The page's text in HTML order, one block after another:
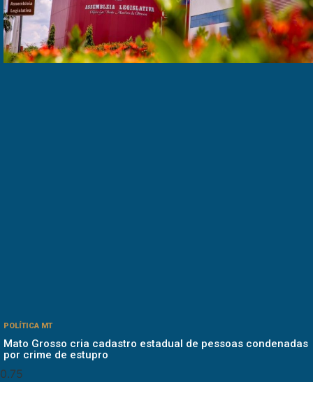
POLÍTICA MT
Mato Grosso cria cadastro estadual de pessoas condenadas
por crime de estupro